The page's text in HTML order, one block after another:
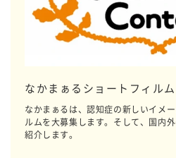
なかまぁるショートフィルム
なかまぁるは、認知症の新しいイメ
ルムを大募集します。そして、国内
紹介します。